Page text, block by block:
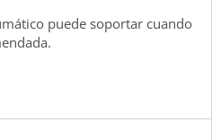
puede soportar cuando